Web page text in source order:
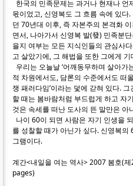
한국의 민족문제는 과거나 현재나
몫이었고, 신영복도 그 흐름 속에 있
던 70년대 이후, 즉 자본주의 본격화
면서, 나아가서 신영복 발(發) 민족분
을지 여부는 모든 지식인들의 관심사
고 살았기에, 그 해법을 또한 그에게
우리는 오늘날 ‘어깨동무하며 살아가
적 차원에서도, 담론의 수준에서도 떠
쟁 패러다임’이라는 덫에 갇혀 있다. 그
할 때는 봄바람처럼 부드럽게 하고 자
것은 속세를 떠난 도사의 뜬 말만은 아
나이 60이 되면 사람은 자기 인생을
를 성찰할 때가 아닌가 싶다. 신영복
그램이다.
계간<내일을 여는 역사> 2007 봄호(
pages)